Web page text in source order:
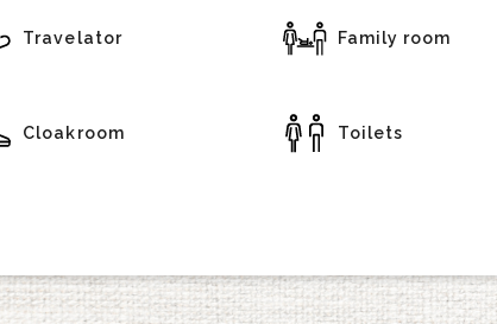
Travelator Family room
Cloakroom Toilets